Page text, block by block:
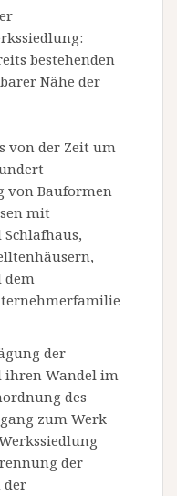
bestehenden
Nähe der
von der Zeit um
von Bauformen
mit
dem
der
ihren Wandel im
des
zum Werk
der
der